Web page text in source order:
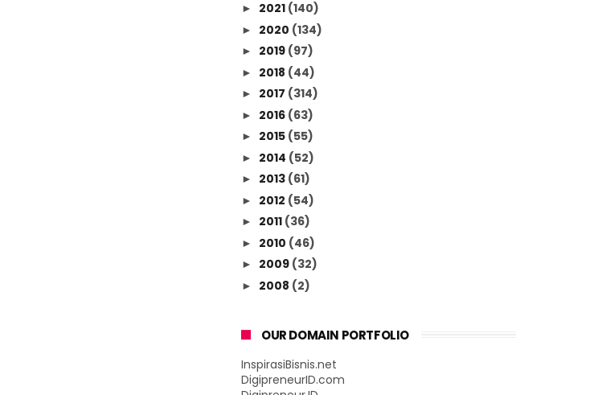
► 2021 (140)
► 2020 (134)
► 2019 (97)
► 2018 (44)
► 2017 (314)
► 2016 (63)
► 2015 (55)
► 2014 (52)
► 2013 (61)
► 2012 (54)
► 2011 (36)
► 2010 (46)
► 2009 (32)
► 2008 (2)
OUR DOMAIN PORTFOLIO
InspirasiBisnis.net
DigipreneurID.com